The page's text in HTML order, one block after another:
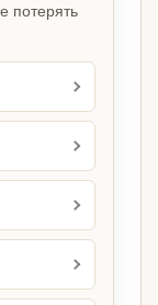
потерять